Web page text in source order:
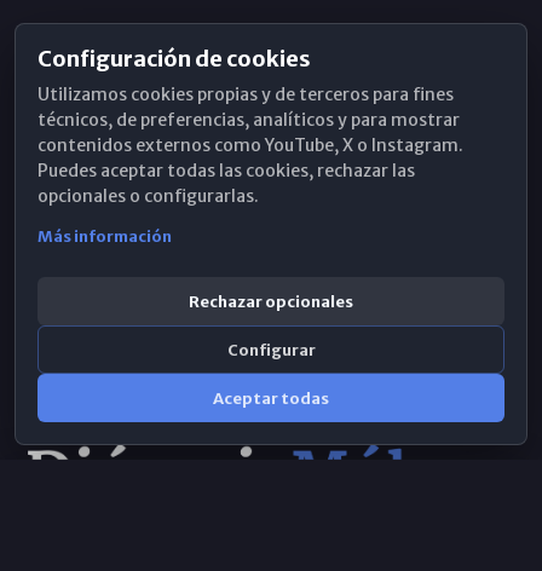
Horarios de Misa
Hemeroteca
WhatsApp
Configuración de cookies
Utilizamos cookies propias y de terceros para fines
técnicos, de preferencias, analíticos y para mostrar
contenidos externos como YouTube, X o Instagram.
Puedes aceptar todas las cookies, rechazar las
opcionales o configurarlas.
Más información
Rechazar opcionales
Configurar
Aceptar todas